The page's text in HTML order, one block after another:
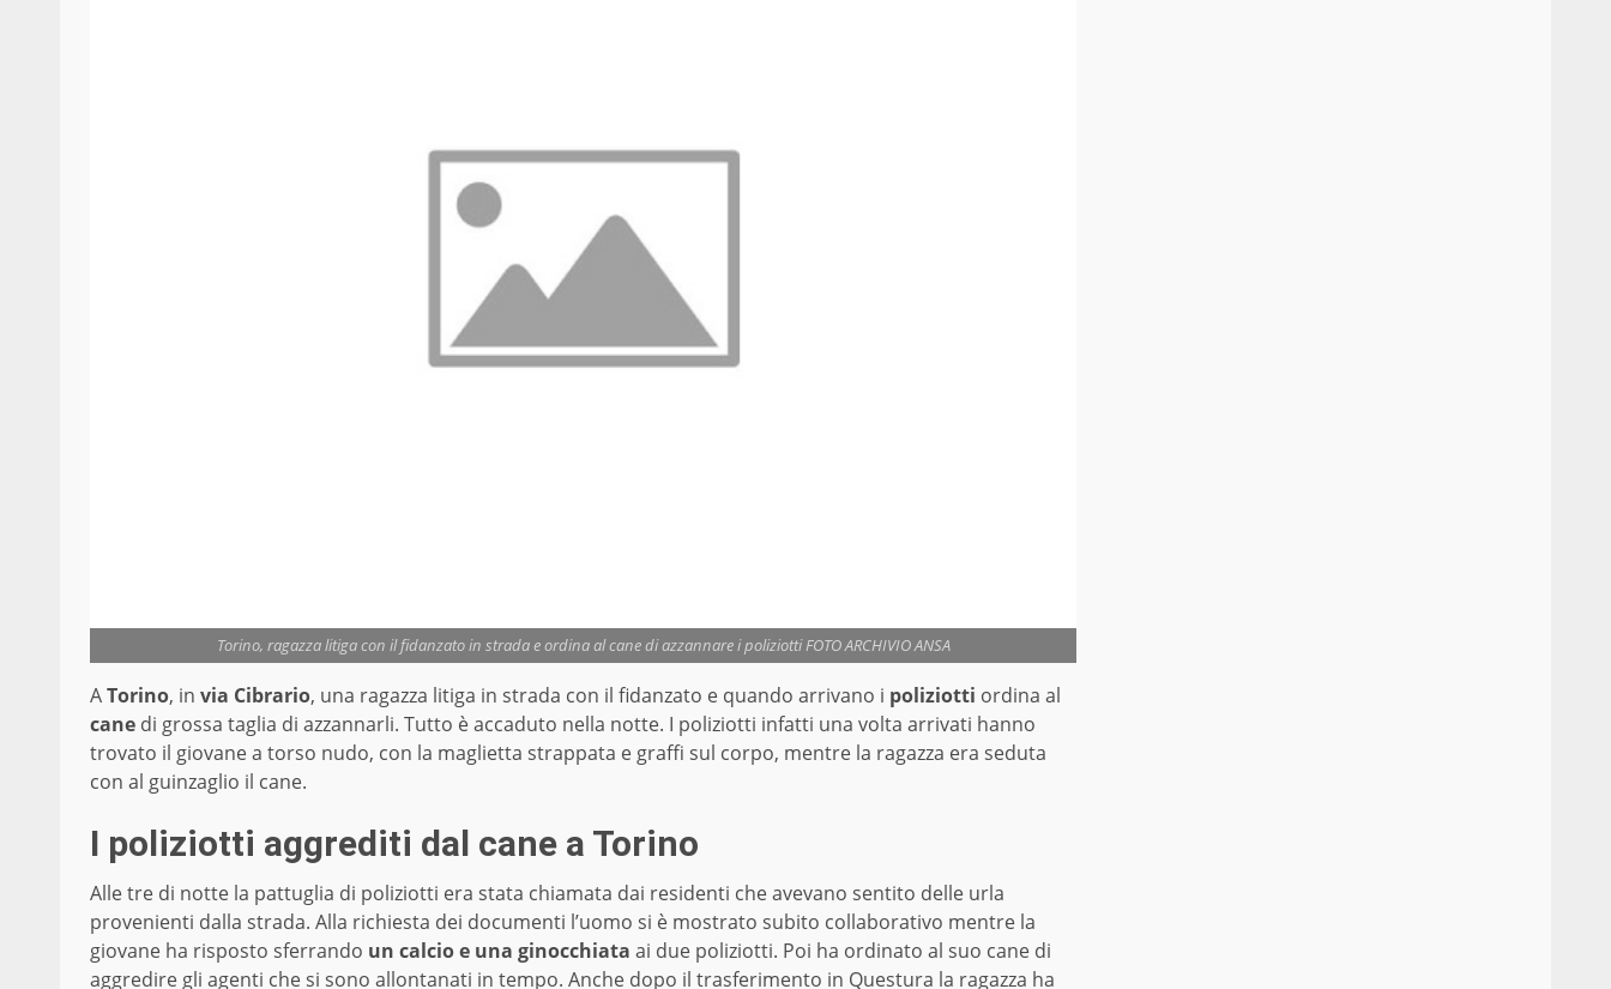
Torino, ragazza litiga con il fidanzato in strada e ordina al cane di azzannare i poliziotti FOTO ARCHIVIO ANSA
ATorino, in via Cibrario, una ragazza litiga in strada con il fidanzato e quando arrivano i poliziotti ordina al
cane di grossa taglia di azzannarli. Tutto è accaduto nella notte. I poliziotti infatti una volta arrivati hanno
trovato il giovane a torso nudo, con la maglietta strappata e graffi sul corpo, mentre la ragazza era seduta
con al guinzaglio il cane.
I poliziotti aggrediti dal cane a Torino
Alle tre di notte la pattuglia di poliziotti era stata chiamata dai residenti che avevano sentito delle urla
provenienti dalla strada. Alla richiesta dei documenti l’uomo si è mostrato subito collaborativo mentre la
giovane ha risposto sferrando un calcio e una ginocchiata ai due poliziotti. Poi ha ordinato al suo cane di
aggredire gli agenti che si sono allontanati in tempo. Anche dopo il trasferimento in Questura la ragazza ha